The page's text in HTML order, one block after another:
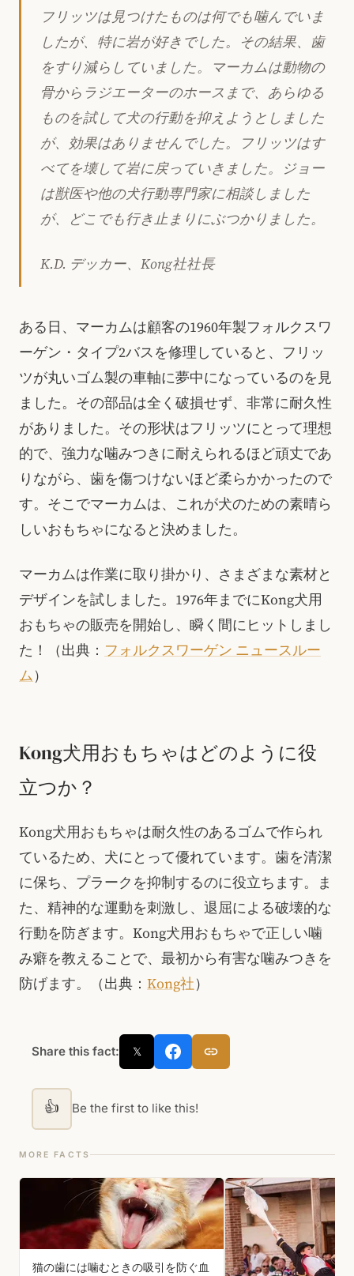
フリッツは見つけたものは何でも噛んでいま
したが、特に岩が好きでした。その結果、歯
をすり減らしていました。マーカムは動物の
骨からラジエーターのホースまで、あらゆる
ものを試して犬の行動を抑えようとしました
が、効果はありませんでした。フリッツはす
べてを壊して岩に戻っていきました。ジョー
は獣医や他の犬行動専門家に相談しました
が、どこでも行き止まりにぶつかりました。
K.D. デッカー、Kong社社長
ある日、マーカムは顧客の1960年製フォルクスワ
ーゲン・タイプ2バスを修理していると、フリッ
ツが丸いゴム製の車軸に夢中になっているのを見
ました。その部品は全く破損せず、非常に耐久性
がありました。その形状はフリッツにとって理想
的で、強力な噛みつきに耐えられるほど頑丈であ
りながら、歯を傷つけないほど柔らかかったので
す。そこでマーカムは、これが犬のための素晴ら
しいおもちゃになると決めました。
マーカムは作業に取り掛かり、さまざまな素材と
デザインを試しました。1976年までにKong犬用
おもちゃの販売を開始し、瞬く間にヒットしまし
た！（出典： フォルクスワーゲン ニュースルー
ム）
Kong犬用おもちゃはどのように役
立つか？
Kong犬用おもちゃは耐久性のあるゴムで作られ
ているため、犬にとって優れています。歯を清潔
に保ち、プラークを抑制するのに役立ちます。ま
た、精神的な運動を刺激し、退屈による破壊的な
行動を防ぎます。Kong犬用おもちゃで正しい噛
み癖を教えることで、最初から有害な噛みつきを
防げます。（出典： Kong社）
Share this fact: 𝕏
👍 Be the first to like this!
MORE FACTS
猫の歯には噛むときの吸引を防ぐ血